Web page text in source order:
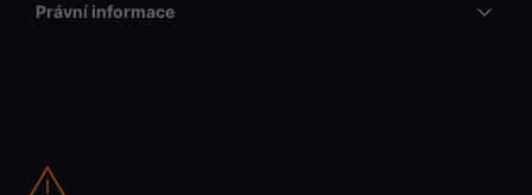
Právní informace